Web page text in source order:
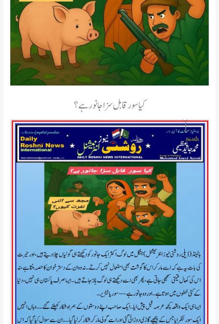
کیا سور قابل سزا جانور ہے؟